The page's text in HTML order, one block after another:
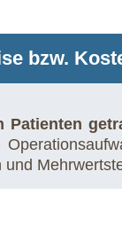
bzw.
Patienten